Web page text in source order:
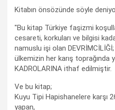
Kitabın önsözünde söyle
"Bu kitap Türkiye faşizmi
cesareti, korkuları ve bilgisi
namuslu işi olan
ülkemizin her karış toprağında
KADROLARINA ithaf edilmiştir.
Ve bu kitap;
Kuyu Tipi Hapishanelere karşı
yapan,